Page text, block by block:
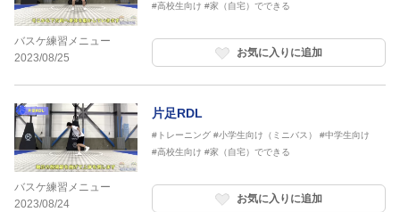
バスケ練習メニュー
2023/08/25
#高校生向け #家（自宅）でできる
お気に入りに追加
バスケ練習メニュー
2023/08/24
片足RDL
#トレーニング #小学生向け（ミニバス）
#中学生向け
#高校生向け #家（自宅）でできる
お気に入りに追加